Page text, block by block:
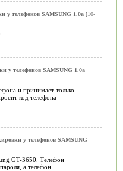
у телефонов SAMSUNG 1.0a[10-
у телефонов SAMSUNG 1.0a
принимает только
код телефона =
у телефонов SAMSUNG
GT-3650. Телефон
а телефон